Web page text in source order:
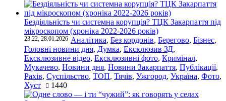
Бездіяльність чи системна корупція? ТЦК Закарпаття під
мікроскопом (хроніка 2022-2026 років)
23:22, 28.01.2026 Аналітика, Без кордонів, Берегово, Бізнес,
Головні новини дня, Думка, Ексклюзив ЗД,
Ексклюзивне відео, Ексклюзивні фото, Кримінал,
Мукачево, Новини дня, Новини Закарпаття, Публікації,
Рахів, Суспільство, ТОП, Тячів, Ужгород, Україна, Фото,
Хуст
1440